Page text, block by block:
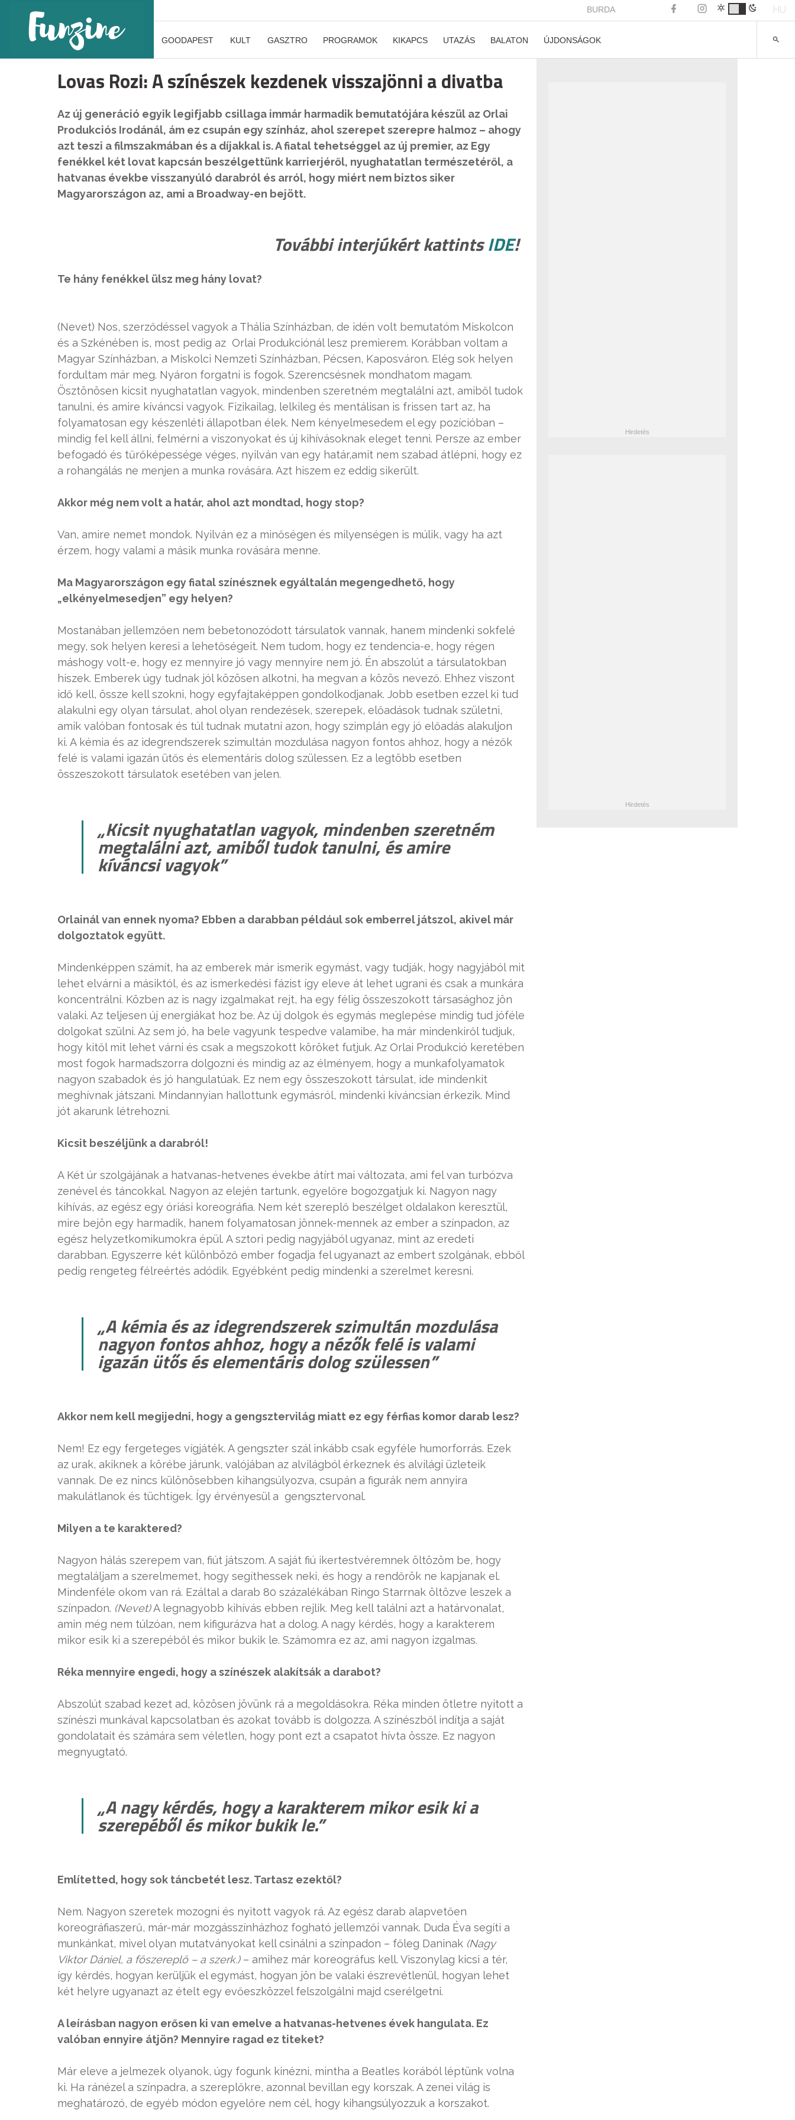
BURDA HU
GOODAPEST KULT GASZTRO PROGRAMOK KIKAPCS UTAZÁS BALATON ÚJDONSÁGOK
Lovas Rozi: A színészek kezdenek visszajönni a divatba
Az új generáció egyik legifjabb csillaga immár harmadik bemutatójára készül az Orlai
Produkciós Irodánál, ám ez csupán egy színház, ahol szerepet szerepre halmoz – ahogy
azt teszi a filmszakmában és a díjakkal is. A fiatal tehetséggel az új premier, az Egy
fenékkel két lovat kapcsán beszélgettünk karrierjéről, nyughatatlan természetéről, a
hatvanas évekbe visszanyúló darabról és arról, hogy miért nem biztos siker
Magyarországon az, ami a Broadway-en bejött.
További interjúkért kattintsIDE!
Te hány fenékkel ülsz meg hány lovat?
(Nevet) Nos, szerződéssel vagyok a Thália Színházban, de idén volt bemutatóm Miskolcon
és a Szkénében is, most pedig az Orlai Produkciónál lesz premierem. Korábban voltam a
Magyar Színházban, a Miskolci Nemzeti Színházban, Pécsen, Kaposváron. Elég sok helyen
fordultam már meg. Nyáron forgatni is fogok. Szerencsésnek mondhatom magam.
Ösztönösen kicsit nyughatatlan vagyok, mindenben szeretném megtalálni azt, amiből tudok
tanulni, és amire kíváncsi vagyok. Fizikailag, lelkileg és mentálisan is frissen tart az, ha
folyamatosan egy készenléti állapotban élek. Nem kényelmesedem el egy pozícióban –
mindig fel kell állni, felmérni a viszonyokat és új kihívásoknak eleget tenni. Persze az ember
befogadó és tűrőképessége véges, nyilván van egy határ,amit nem szabad átlépni, hogy ez
a rohangálás ne menjen a munka rovására. Azt hiszem ez eddig sikerült.
Akkor még nem volt a határ, ahol azt mondtad, hogy stop?
Van, amire nemet mondok. Nyilván ez a minőségen és milyenségen is múlik, vagy ha azt
érzem, hogy valami a másik munka rovására menne.
Ma Magyarországon egy fiatal színésznek egyáltalán megengedhető, hogy
„elkényelmesedjen” egy helyen?
Mostanában jellemzően nem bebetonozódott társulatok vannak, hanem mindenki sokfelé
megy, sok helyen keresi a lehetőségeit. Nem tudom, hogy ez tendencia-e, hogy régen
máshogy volt-e, hogy ez mennyire jó vagy mennyire nem jó. Én abszolút a társulatokban
hiszek. Emberek úgy tudnak jól közösen alkotni, ha megvan a közös nevező. Ehhez viszont
idő kell, össze kell szokni, hogy egyfajtaképpen gondolkodjanak. Jobb esetben ezzel ki tud
alakulni egy olyan társulat, ahol olyan rendezések, szerepek, előadások tudnak születni,
amik valóban fontosak és túl tudnak mutatni azon, hogy szimplán egy jó előadás alakuljon
ki. A kémia és az idegrendszerek szimultán mozdulása nagyon fontos ahhoz, hogy a nézők
felé is valami igazán ütős és elementáris dolog szülessen. Ez a legtöbb esetben
összeszokott társulatok esetében van jelen.
„Kicsit nyughatatlan vagyok, mindenben szeretném
megtalálni azt, amiből tudok tanulni, és amire
kíváncsi vagyok”
Orlainál van ennek nyoma? Ebben a darabban például sok emberrel játszol, akivel már
dolgoztatok együtt.
Mindenképpen számít, ha az emberek már ismerik egymást, vagy tudják, hogy nagyjából mit
lehet elvárni a másiktól, és az ismerkedési fázist így eleve át lehet ugrani és csak a munkára
koncentrálni. Közben az is nagy izgalmakat rejt, ha egy félig összeszokott társasághoz jön
valaki. Az teljesen új energiákat hoz be. Az új dolgok és egymás meglepése mindig tud jóféle
dolgokat szülni. Az sem jó, ha bele vagyunk tespedve valamibe, ha már mindenkiről tudjuk,
hogy kitől mit lehet várni és csak a megszokott köröket futjuk. Az Orlai Produkció keretében
most fogok harmadszorra dolgozni és mindig az az élményem, hogy a munkafolyamatok
nagyon szabadok és jó hangulatúak. Ez nem egy összeszokott társulat, ide mindenkit
meghívnak játszani. Mindannyian hallottunk egymásról, mindenki kíváncsian érkezik. Mind
jót akarunk létrehozni.
Kicsit beszéljünk a darabról!
A Két úr szolgájának a hatvanas-hetvenes évekbe átírt mai változata, ami fel van turbózva
zenével és táncokkal. Nagyon az elején tartunk, egyelőre bogozgatjuk ki. Nagyon nagy
kihívás, az egész egy óriási koreográfia. Nem két szereplő beszélget oldalakon keresztül,
mire bejön egy harmadik, hanem folyamatosan jönnek-mennek az ember a színpadon, az
egész helyzetkomikumokra épül. A sztori pedig nagyjából ugyanaz, mint az eredeti
darabban. Egyszerre két különböző ember fogadja fel ugyanazt az embert szolgának, ebből
pedig rengeteg félreértés adódik. Egyébként pedig mindenki a szerelmet keresni.
„A kémia és az idegrendszerek szimultán mozdulása
nagyon fontos ahhoz, hogy a nézők felé is valami
igazán ütős és elementáris dolog szülessen”
Akkor nem kell megijedni, hogy a gengsztervilág miatt ez egy férfias komor darab lesz?
Nem! Ez egy fergeteges vígjáték. A gengszter szál inkább csak egyféle humorforrás. Ezek
az urak, akiknek a körébe járunk, valójában az alvilágból érkeznek és alvilági üzleteik
vannak. De ez nincs különösebben kihangsúlyozva, csupán a figurák nem annyira
makulátlanok és tüchtigek. Így érvényesül a gengsztervonal.
Milyen a te karaktered?
Nagyon hálás szerepem van, fiút játszom. A saját fiú ikertestvéremnek öltözöm be, hogy
megtaláljam a szerelmemet, hogy segíthessek neki, és hogy a rendőrök ne kapjanak el.
Mindenféle okom van rá. Ezáltal a darab 80 százalékában Ringo Starrnak öltözve leszek a
színpadon. (Nevet)A legnagyobb kihívás ebben rejlik. Meg kell találni azt a határvonalat,
amin még nem túlzóan, nem kifigurázva hat a dolog. A nagy kérdés, hogy a karakterem
mikor esik ki a szerepéből és mikor bukik le. Számomra ez az, ami nagyon izgalmas.
Réka mennyire engedi, hogy a színészek alakítsák a darabot?
Abszolút szabad kezet ad, közösen jövünk rá a megoldásokra. Réka minden ötletre nyitott a
színészi munkával kapcsolatban és azokat tovább is dolgozza. A színészből indítja a saját
gondolatait és számára sem véletlen, hogy pont ezt a csapatot hívta össze. Ez nagyon
megnyugtató.
„A nagy kérdés, hogy a karakterem mikor esik ki a
szerepéből és mikor bukik le.”
Említetted, hogy sok táncbetét lesz. Tartasz ezektől?
Nem. Nagyon szeretek mozogni és nyitott vagyok rá. Az egész darab alapvetően
koreográfiaszerű, már-már mozgásszínházhoz fogható jellemzői vannak. Duda Éva segíti a
munkánkat, mivel olyan mutatványokat kell csinálni a színpadon – főleg Daninak (Nagy
Viktor Dániel, a főszereplő – a szerk.)– amihez már koreográfus kell. Viszonylag kicsi a tér,
így kérdés, hogyan kerüljük el egymást, hogyan jön be valaki észrevétlenül, hogyan lehet
két helyre ugyanazt az ételt egy evőeszközzel felszolgálni majd cserélgetni.
A leírásban nagyon erősen ki van emelve a hatvanas-hetvenes évek hangulata. Ez
valóban ennyire átjön? Mennyire ragad ez titeket?
Már eleve a jelmezek olyanok, úgy fogunk kinézni, mintha a Beatles korából léptünk volna
ki. Ha ránézel a színpadra, a szereplőkre, azonnal bevillan egy korszak. A zenei világ is
meghatározó, de egyéb módon egyelőre nem cél, hogy kihangsúlyozzuk a korszakot.